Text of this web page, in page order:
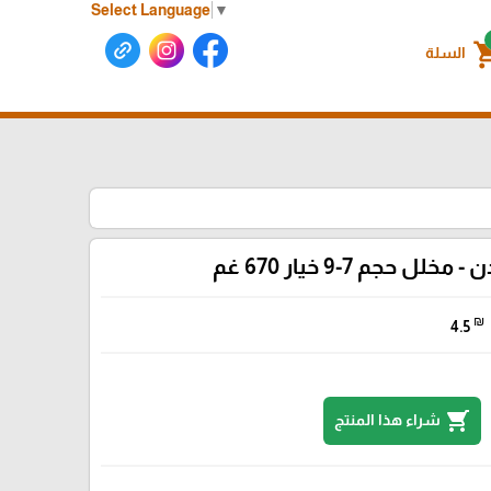
Select Language ▼
السلة
مخلل حجم 7-9 خيار 670 غم
4.5 ₪
shopping_cart شراء هذا المنتج